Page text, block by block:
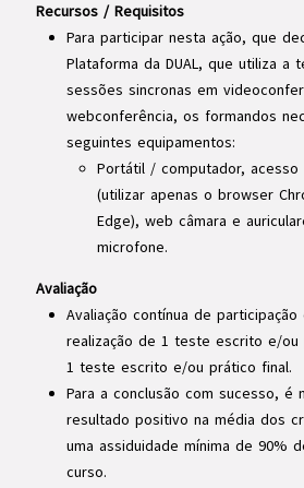
Recursos / Requisitos
Para participar nesta ação, que
Plataforma da DUAL, que utiliza a
sessões sincronas em
webconferência, os formandos
seguintes equipamentos:
Portátil / computador,
(utilizar apenas o browser
Edge), web câmara e
microfone.
Avaliação
Avaliação contínua de participação
realização de 1 teste escrito e/
1 teste escrito e/ou prático final.
Para a conclusão com sucesso, é
resultado positivo na média dos
uma assiduidade mínima de 90%
curso.